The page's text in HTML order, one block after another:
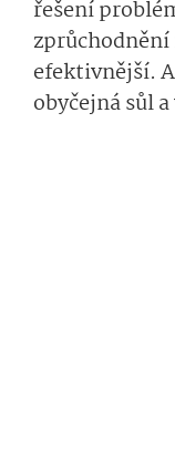
řešení
efektivnější.
obyčejná sůl a